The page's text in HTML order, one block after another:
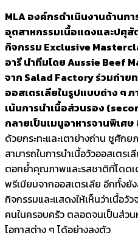
MLA องค์กรดำเนินงานด้านก
อุตสาหกรรมเนื้อแดงและปศุสั
กิจกรรม Exclusive
อารีนำทีมโดยAussie Beef
จาก Salad Factory ร่วมถ่าย
ออสเตรเลียในรูปแบบต่าง ๆ ภ
เน้นการนำเนื้อส่วนรอง
กลายเป็นเมนูอาหารจานพิเศษ
ด้วยกระทะและเตาย่างถ่าน ชูศักย
สามารถในการนำเนื้อวัวออสเตร
ตอกย้ำคุณภาพและรสชาติที่โดด
พรีเมียมจากออสเตรเลีย อีกทั้งยั
กิจกรรมและแสดงให้เห็นว่าเนื้อวั
คนในครอบครัว ตลอดจนเป็นส่วน
โอกาสต่าง ๆ ได้อย่างลงตัว